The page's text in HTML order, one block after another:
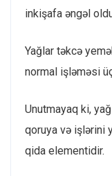
inkişafa əngəl
Yağlar təkcə
normal işləməsi
Unutmayaq ki,
qoruya və işlərini
qida elementidir.